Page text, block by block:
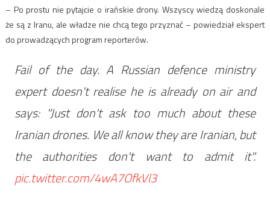
– Po prostu nie pytajcie o irańskie drony. Wszyscy wiedzą doskonale
że są z Iranu, ale władze nie chcą tego przyznać – powiedział ekspert
do prowadzących program reporterów.
Fail of the day. A Russian defence ministry
expert doesn't realise he is already on air and
says: "Just don't ask too much about these
Iranian drones. We all know they are Iranian, but
the authorities don't want to admit it".
pic.twitter.com/4wA7OfkVl3